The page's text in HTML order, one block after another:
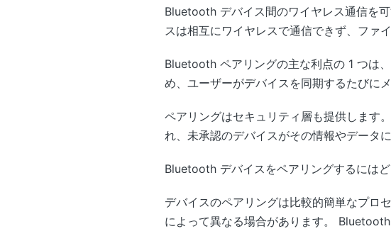
Bluetooth デバイス間のワイヤレス通信を
スは相互にワイヤレスで通信できず、ファ
Bluetooth ペアリングの主な利点の 1 つは
め、ユーザーがデバイスを同期するたびに
ペアリングはセキュリティ層も提供します
れ、未承認のデバイスがその情報やデータ
Bluetooth デバイスをペアリングするには
デバイスのペアリングは比較的簡単なプロ
によって異なる場合があります。